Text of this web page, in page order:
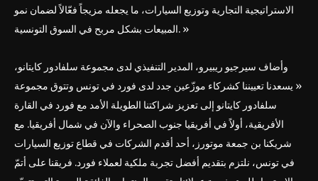
الاستراتيجية التجارية وتوزيع السيارات، ما يجعله مزيجاً فعّالاً لضمان نمو
المبيعات بشكل مربح في السوق التونسية. »
وأضاف سيرجيو ريبيرو، المدير التنفيذي لدى مجموعة سلفادور كايتانو،
« يسعدنا تعييننا كشركاء موزّعين جدد لدى فورد في تونس وتتوق مجموعة
سلفادور كايتانو إلى تعزيز شراكتنا الطويلة الأمد مع فورد في القارة
الأفريقية، أولاً في أفريقيا جنوب الصحراء والآن في شمال أفريقيا. مع
شريكنا بن جمعة موتورز، أحد أقدم الشركات في قطاع توزيع السيارات
في تونس، نلتزم بتقديم أفضل تجربة ملكية لعملاء فورد. فريقنا على أتمّ